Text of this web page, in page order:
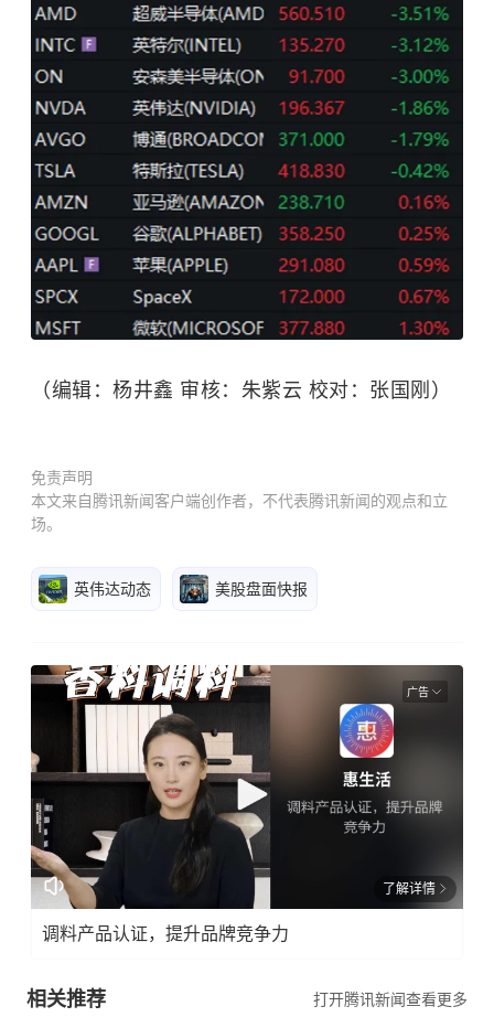
（编辑：杨井鑫 审核：朱紫云 校对：张国刚）
免责声明
本文来自腾讯新闻客户端创作者，不代表腾讯新闻的观点和立
场。
英伟达动态 美股盘面快报
广告
了解详情
调料产品认证，提升品牌竞争力
相关推荐 打开腾讯新闻查看更多